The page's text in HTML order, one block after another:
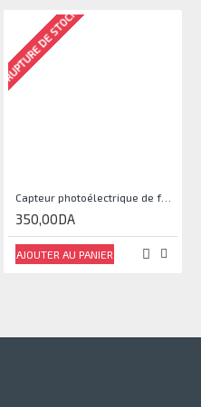
RUPTURE DE STOCK
Capteur photoélectrique de faisceau Module de capteur IR
350,00DA
AJOUTER AU PANIER